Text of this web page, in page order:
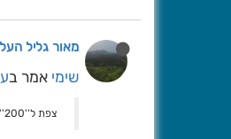
מאור גליל
שימי אמר ב
צפת ל''200''